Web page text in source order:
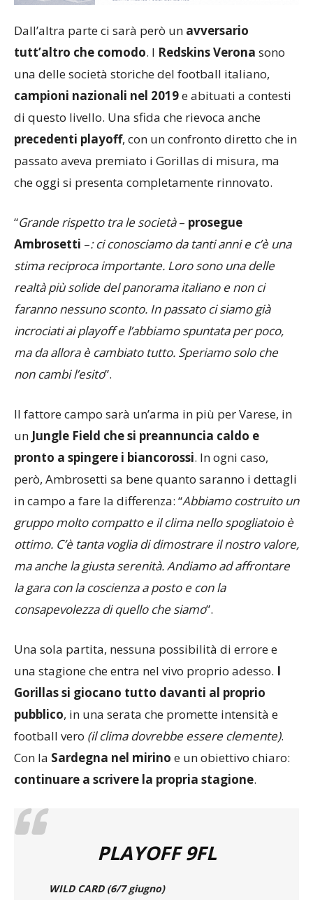
Dall’altra parte ci sarà però un avversario
tutt’altro che comodo. I Redskins Verona sono
una delle società storiche del football italiano,
campioni nazionali nel 2019e abituati a contesti
di questo livello. Una sfida che rievoca anche
precedenti playoff, con un confronto diretto che in
passato aveva premiato i Gorillas di misura, ma
che oggi si presenta completamente rinnovato.
“Grande rispetto tra le società– prosegue
Ambrosetti –: ci conosciamo da tanti anni e c’è una
stima reciproca importante. Loro sono una delle
realtà più solide del panorama italiano e non ci
faranno nessuno sconto. In passato ci siamo già
incrociati ai playoff e l’abbiamo spuntata per poco,
ma da allora è cambiato tutto. Speriamo solo che
non cambi l’esito”.
Il fattore campo sarà un’arma in più per Varese, in
un Jungle Field che si preannuncia caldo e
pronto a spingere i biancorossi. In ogni caso,
però, Ambrosetti sa bene quanto saranno i dettagli
in campo a fare la differenza: “Abbiamo costruito un
gruppo molto compatto e il clima nello spogliatoio è
ottimo. C’è tanta voglia di dimostrare il nostro valore,
ma anche la giusta serenità. Andiamo ad affrontare
la gara con la coscienza a posto e con la
consapevolezza di quello che siamo”.
Una sola partita, nessuna possibilità di errore e
una stagione che entra nel vivo proprio adesso. I
Gorillas si giocano tutto davanti al proprio
pubblico, in una serata che promette intensità e
football vero (il clima dovrebbe essere clemente).
Con la Sardegna nel mirino e un obiettivo chiaro:
continuare a scrivere la propria stagione.
PLAYOFF 9FL
WILD CARD (6/7 giugno)